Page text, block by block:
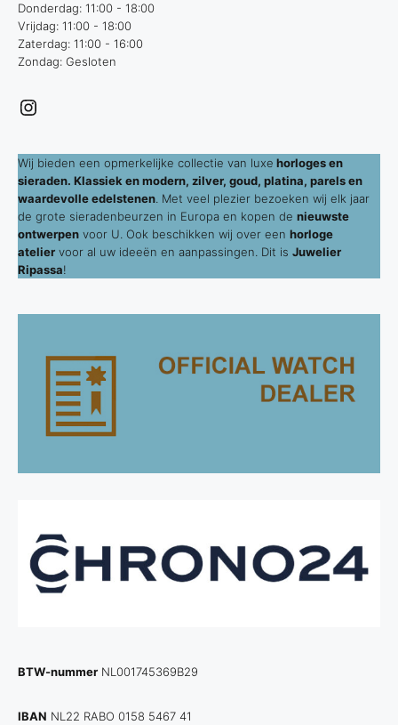
Donderdag: 11:00 - 18:00
Vrijdag: 11:00 - 18:00
Zaterdag: 11:00 - 16:00
Zondag: Gesloten
Instagram
Wij bieden een opmerkelijke collectie van luxe horloges en
sieraden. Klassiek en modern, zilver, goud, platina, parels en
waardevolle edelstenen . Met veel plezier bezoeken wij elk jaar
de grote sieradenbeurzen in Europa en kopen de nieuwste
ontwerpen voor U. Ook beschikken wij over een horloge
atelier voor al uw ideeën en aanpassingen. Dit is Juwelier
Ripassa!
BTW-nummer NL001745369B29
IBAN NL22 RABO 0158 5467 41